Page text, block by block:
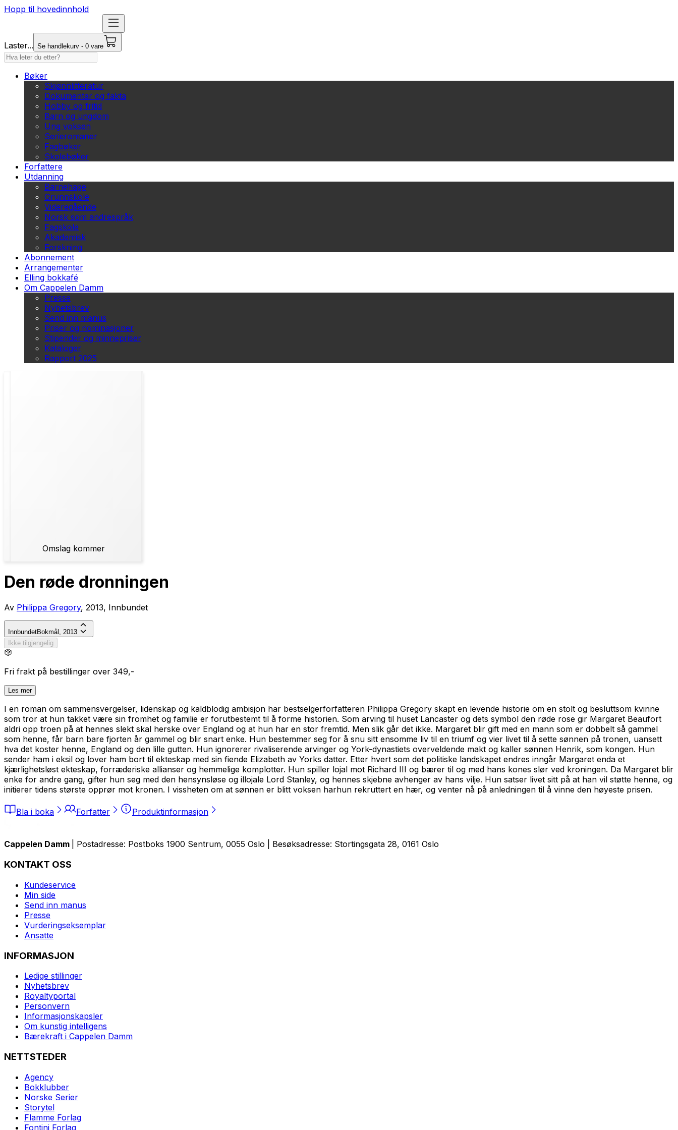
Hopp til hovedinnhold
Laster... Se handlekurv - 0 vare
Bøker
Skjønnlitteratur
Dokumentar og fakta
Hobby og fritid
Barn og ungdom
Ung voksen
Serieromaner
Fagbøker
Skolebøker
Forfattere
Utdanning
Barnehage
Grunnskole
Videregående
Norsk som andrespråk
Fagskole
Akademisk
Forskning
Abonnement
Arrangementer
Elling bokkafé
Om Cappelen Damm
Presse
Nyhetsbrev
Send inn manus
Priser og nominasjoner
Stipender og minnepriser
Kataloger
Rapport 2025
Omslag kommer
Den røde dronningen
Av Philippa Gregory, 2013, Innbundet
InnbundetBokmål, 2013
Ikke tilgjengelig
Fri frakt på bestillinger over 349,-
Les mer
I en roman om sammensvergelser, lidenskap og kaldblodig ambisjon har bestselgerforfatteren Philippa Gregory skapt en levende historie om en stolt og besluttsom kvinne
som tror at hun takket være sin fromhet og familie er forutbestemt til å forme historien. Som arving til huset Lancaster og dets symbol den røde rose gir Margaret Beaufort
aldri opp troen på at hennes slekt skal herske over England og at hun har en stor fremtid. Men slik går det ikke. Margaret blir gift med en mann som er dobbelt så gammel
som henne, får barn bare fjorten år gammel og blir snart enke. Hun bestemmer seg for å snu sitt ensomme liv til en triumf og vier livet til å sette sønnen på tronen, uansett
hva det koster henne, England og den lille gutten. Hun ignorerer rivaliserende arvinger og York-dynastiets overveldende makt og kaller sønnen Henrik, som kongen. Hun
sender ham i eksil og lover ham bort til ekteskap med sin fiende Elizabeth av Yorks datter. Etter hvert som det politiske landskapet endres inngår Margaret enda et
kjærlighetsløst ekteskap, forræderiske allianser og hemmelige komplotter. Hun spiller lojal mot Richard III og bærer til og med hans kones slør ved kroningen. Da Margaret blir
enke for andre gang, gifter hun seg med den hensynsløse og illojale Lord Stanley, og hennes skjebne avhenger av hans vilje. Hun satser livet sitt på at han vil støtte henne, og
initierer tidens største opprør mot kronen. I vissheten om at sønnen er blitt voksen harhun rekruttert en hær, og venter nå på anledningen til å vinne den høyeste prisen.
Bla i boka Forfatter Produktinformasjon
Cappelen Damm | Postadresse: Postboks 1900 Sentrum, 0055 Oslo | Besøksadresse: Stortingsgata 28, 0161 Oslo
KONTAKT OSS
Kundeservice
Min side
Send inn manus
Presse
Vurderingseksemplar
Ansatte
INFORMASJON
Ledige stillinger
Nyhetsbrev
Royaltyportal
Personvern
Informasjonskapsler
Om kunstig intelligens
Bærekraft i Cappelen Damm
NETTSTEDER
Agency
Bokklubber
Norske Serier
Storytel
Flamme Forlag
Fontini Forlag